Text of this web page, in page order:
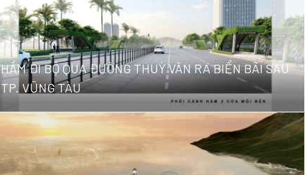
HẦM ĐI BỘ QUA ĐƯỜNG THUỲ VÂN RA BIỂN BÃI SAU
TP. VŨNG TÀU
HẦM ĐI BỘ QUA ĐƯỜNG THUỲ